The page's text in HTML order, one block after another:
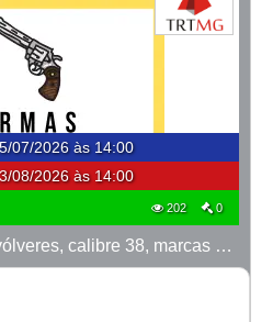
07/2026 às 14:00
08/2026 às 14:00
202 0
LOTE 19 - 30 (trinta) revólveres, calibre 38, marcas Taurus e Rossi